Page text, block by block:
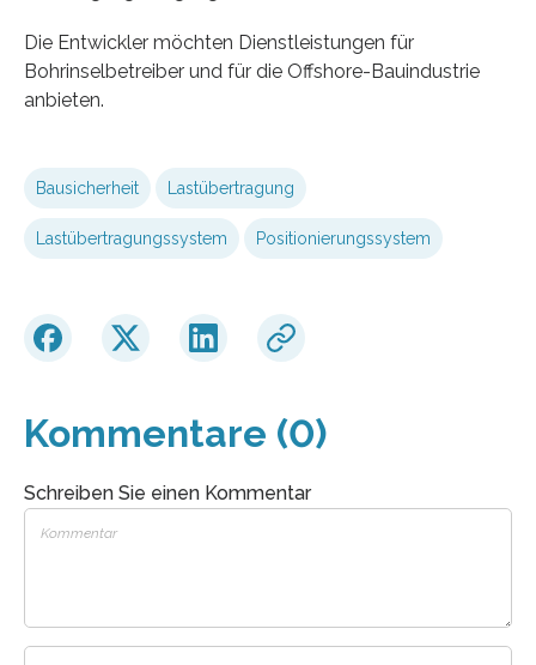
Die Entwickler möchten Dienstleistungen für
Bohrinselbetreiber und für die Offshore-Bauindustrie
anbieten.
Bausicherheit Lastübertragung
Lastübertragungssystem Positionierungssystem
Kommentare (0)
Schreiben Sie einen Kommentar